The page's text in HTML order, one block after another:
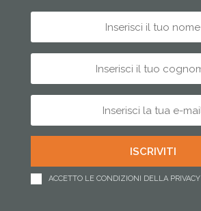
ACCETTO LE CONDIZIONI DELLA PRIVACY